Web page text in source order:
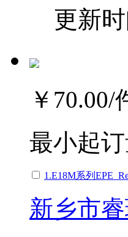
更新
￥70.00/
最小起订
1.E18M系列
新乡市